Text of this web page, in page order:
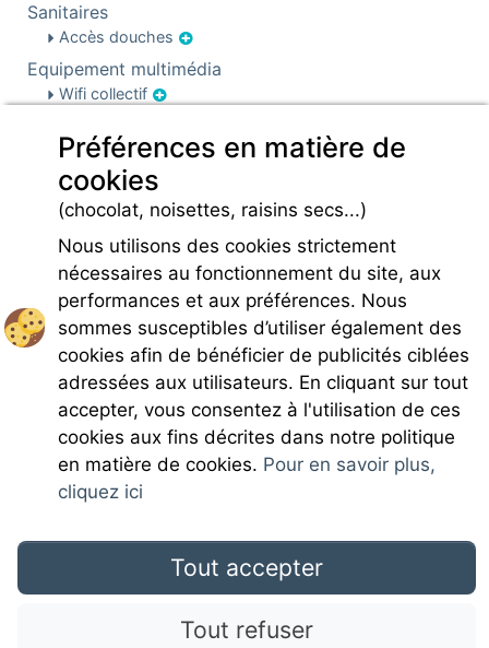
Sanitaires
Accès douches
Equipement multimédia
Wifi collectif
Barbecue
Barbecue
Parking
Rejoignez-nous
Mentions légales
CGU
Préférences en matière de
cookies
(chocolat, noisettes, raisins secs...)
Nous utilisons des cookies strictement
nécessaires au fonctionnement du site, aux
performances et aux préférences. Nous
sommes susceptibles d’utiliser également des
cookies afin de bénéficier de publicités ciblées
adressées aux utilisateurs. En cliquant sur tout
accepter, vous consentez à l'utilisation de ces
cookies aux fins décrites dans notre politique
en matière de cookies. Pour en savoir plus,
cliquez ici
Tout accepter
Tout refuser